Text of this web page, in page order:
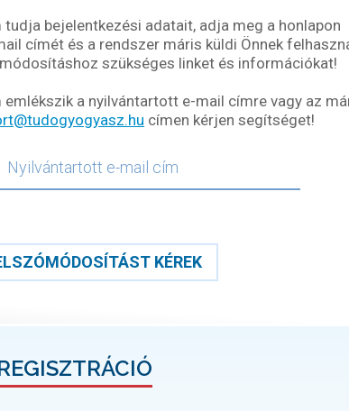
tudja bejelentkezési adatait, adja meg a honlapon
címét és a rendszer máris küldi Önnek
szükséges linket és információkat!
emlékszik a nyilvántartott e-mail címre vagy az
címen kérjen segítséget!
KÉREK